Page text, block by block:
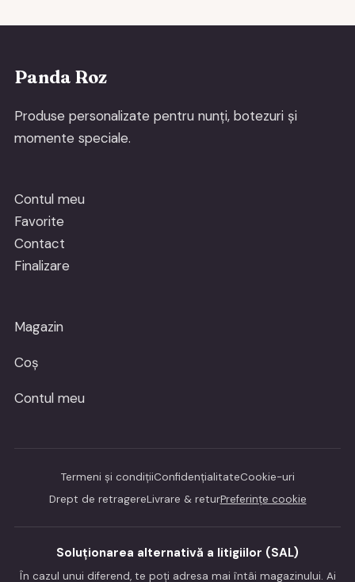
Panda Roz
Produse personalizate pentru nunți, botezuri și
momente speciale.
Contul meu
Favorite
Contact
Finalizare
Magazin
Coș
Contul meu
Termeni și condițiiConfidențialitateCookie-uri
Drept de retragereLivrare & returPreferințe cookie
Soluționarea alternativă a litigiilor (SAL)
În cazul unui diferend, te poți adresa mai întâi magazinului. Ai